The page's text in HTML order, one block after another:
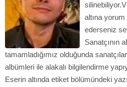
altına
ederseniz
Sanatçının
tamamladığımız olduğunda
albümleri ile alakalı bilgilendirme
Eserin altında etiket bölümündeki